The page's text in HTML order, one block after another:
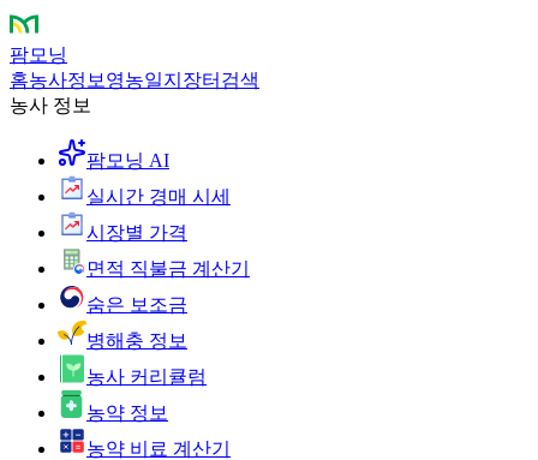
팜모닝
홈농사정보 영농일지 장터 검색
농사 정보
팜모닝 AI
실시간 경매 시세
시장별 가격
면적 직불금 계산기
숨은 보조금
병해충 정보
농사 커리큘럼
농약 정보
농약 비료 계산기